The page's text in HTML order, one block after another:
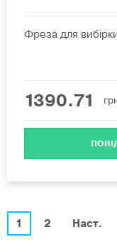
Фреза для
1390.71
1 2 Наст.